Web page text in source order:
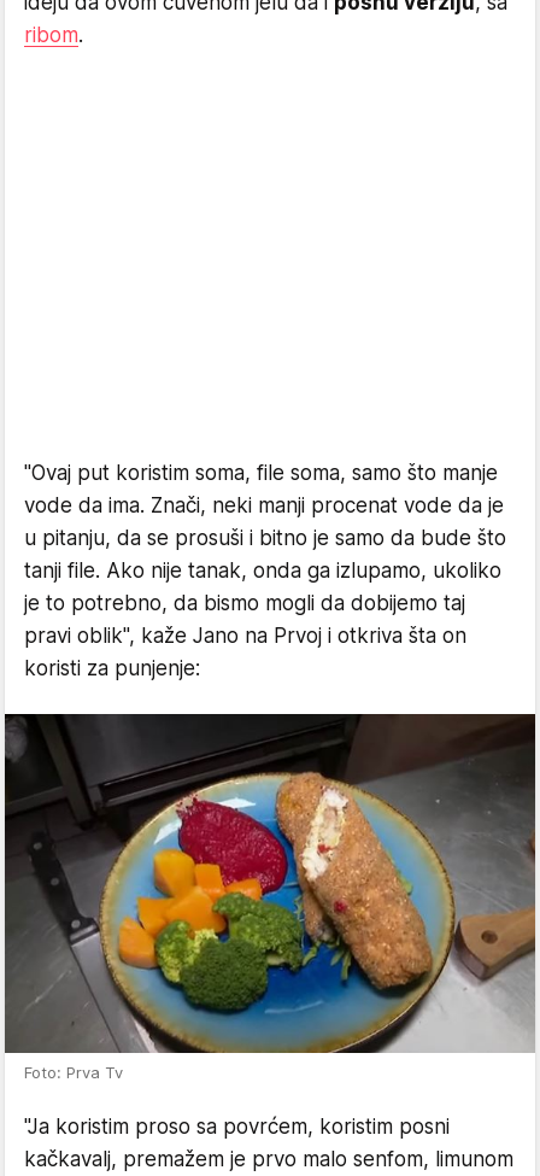
ribom.
"Ovaj put koristim soma, file soma, samo što manje
vode da ima. Znači, neki manji procenat vode da je
u pitanju, da se prosuši i bitno je samo da bude što
tanji file. Ako nije tanak, onda ga izlupamo, ukoliko
je to potrebno, da bismo mogli da dobijemo taj
pravi oblik", kaže Jano na Prvoj i otkriva šta on
koristi za punjenje:
Foto: Prva Tv
"Ja koristim proso sa povrćem, koristim posni
kačkavalj, premažem je prvo malo senfom, limunom